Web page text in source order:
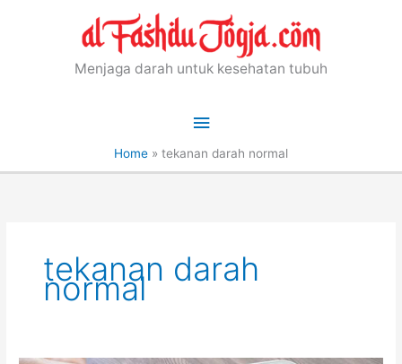
Menjaga darah untuk kesehatan tubuh
Main
Menu
Home » tekanan darah normal
tekanan darah
normal